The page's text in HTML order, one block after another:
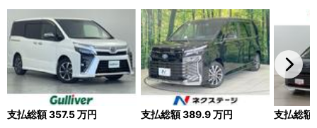
支払総額357.5万円 支払総額389.9万円 支払総額